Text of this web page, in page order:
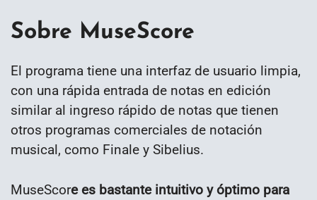
Sobre MuseScore
El programa tiene una interfaz de usuario limpia,
con una rápida entrada de notas en edición
similar al ingreso rápido de notas que tienen
otros programas comerciales de notación
musical, como Finale y Sibelius.
MuseScore es bastante intuitivo y óptimo para